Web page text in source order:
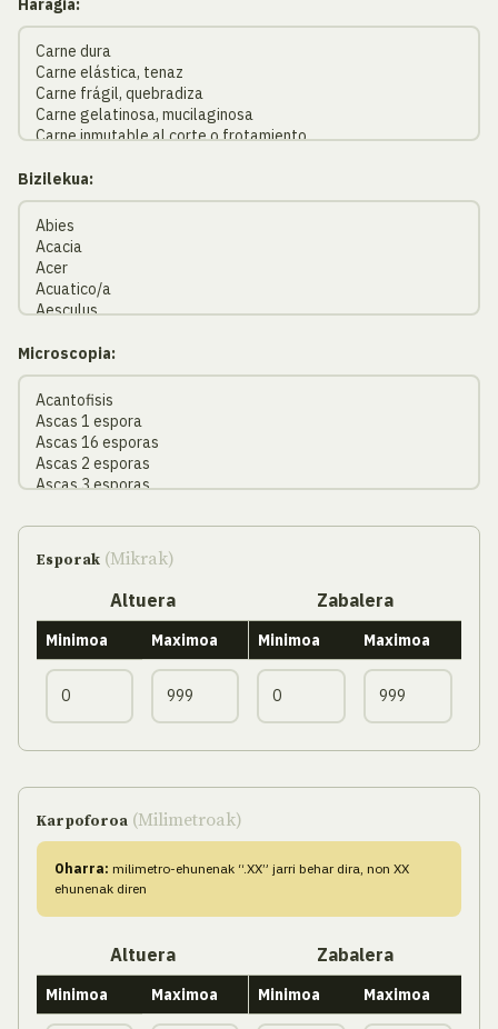
Haragia:
Bizilekua:
Microscopia:
Esporak (Mikrak)
Altuera
Zabalera
Minimoa Maximoa Minimoa Maximoa
Karpoforoa (Milimetroak)
Oharra: milimetro-ehunenak “.XX” jarri behar dira, non XX
ehunenak diren
Altuera Zabalera
Minimoa Maximoa Minimoa Maximoa